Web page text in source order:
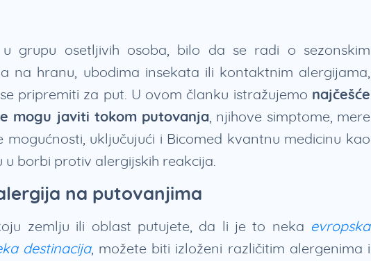
grupu osetljivih osoba, bilo da se radi o sezonskim
na hranu, ubodima insekata ili kontaktnim alergijama,
pripremiti za put. U ovom članku istražujemo najčešće
mogu javiti tokom putovanja, njihove simptome, mere
mogućnosti, uključujući i Bicomed kvantnu medicinu kao
borbi protiv alergijskih reakcija.
na putovanjima
zemlju ili oblast putujete, da li je to neka evropska
destinacija, možete biti izloženi različitim alergenima i